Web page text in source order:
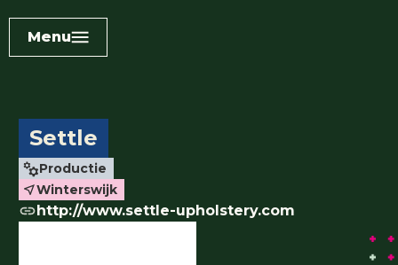
Menu
Settle
Productie
Winterswijk
http://www.settle-upholstery.com